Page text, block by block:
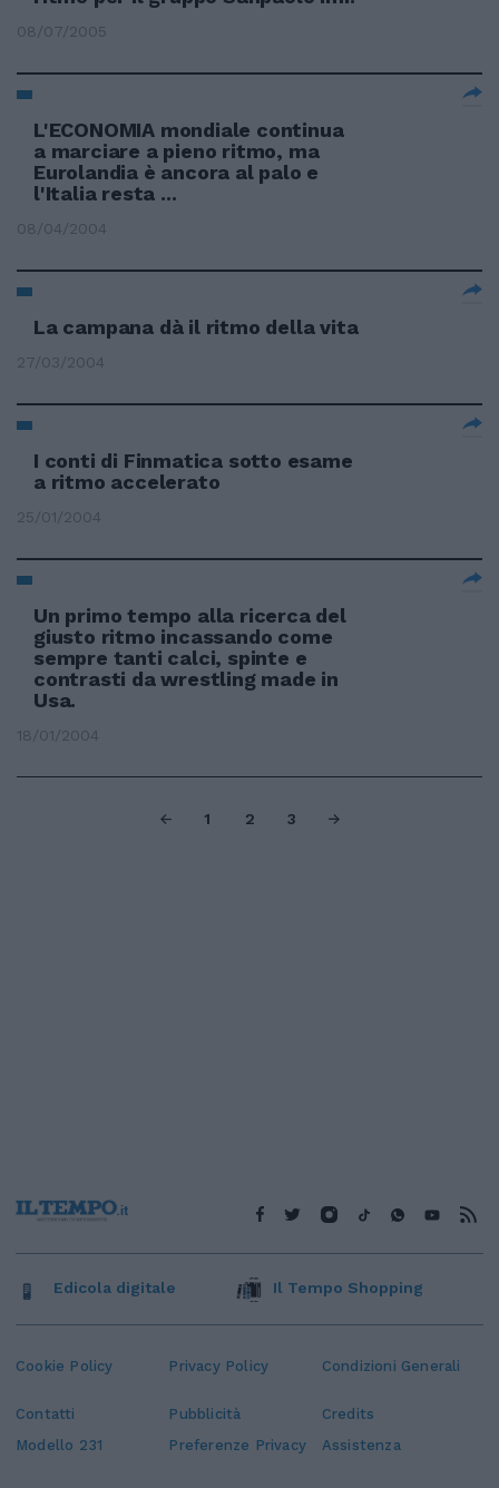
08/07/2005
L'ECONOMIA mondiale continua
a marciare a pieno ritmo, ma
Eurolandia è ancora al palo e
l'Italia resta ...
08/04/2004
La campana dà il ritmo della vita
27/03/2004
I conti di Finmatica sotto esame
a ritmo accelerato
25/01/2004
Un primo tempo alla ricerca del
giusto ritmo incassando come
sempre tanti calci, spinte e
contrasti da wrestling made in
Usa.
18/01/2004
1 2 3
Cookie Policy Privacy Policy Condizioni Generali
Contatti Pubblicità
Credits
Modello 231
Preferenze Privacy Assistenza
Edicola digitale Il Tempo Shopping